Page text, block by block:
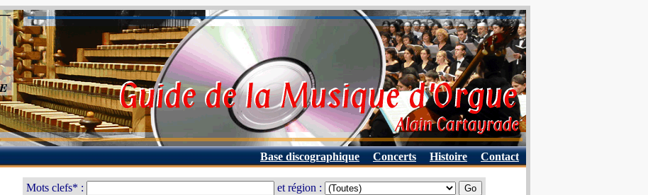
Base discographique Concerts Histoire Contact
Mots clefs* : et région :